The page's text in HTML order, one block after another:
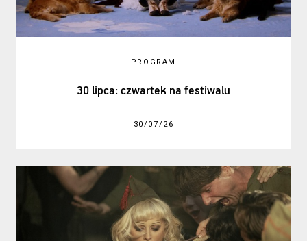
PROGRAM
30 lipca: czwartek na festiwalu
30/07/26